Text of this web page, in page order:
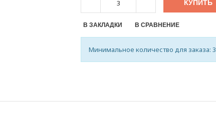
КУПИТЬ
В ЗАКЛАДКИ В СРАВНЕНИЕ
Минимальное количество для заказа: 3